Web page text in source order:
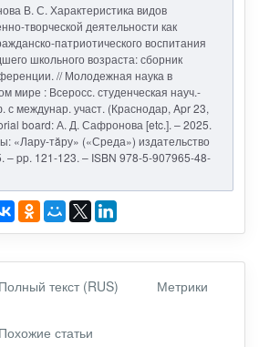
В. С. Характеристика видов
творческой деятельности как
патриотического воспитания
школьного возраста: сборник
// Молодежная наука в
мире : Всеросс. студенческая науч.-
с междунар. участ. (Краснодар, Apr 23,
board: А. Д. Сафронова [etc.]. – 2025.
«Лару-тăру» («Среда») издательство
– pp. 121-123. – ISBN 978-5-907965-48-
Полный текст (RUS) Метрики
Похожие статьи